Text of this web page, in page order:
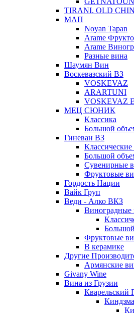
TIRANI. OLD
МАП
Noyan Tapan
Arame
Arame
Разные вина
Шаумян Вин
Воскевазский ВЗ
VOSKEVAZ
ARARTUNI
VOSKEVAZ
МЕЦ СЮНИК
Классика
Большой
Гиневан ВЗ
Классические
Большой
Сувенирные
Фруктовые
Гордость Нации
Вайк Груп
Веди - Алко ВКЗ
Виноградные
Фруктовые
В керамике
Другие
Армянские
Givany Wine
Вина из Грузии
Кварельский